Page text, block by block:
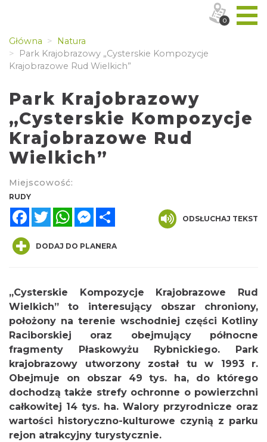
Główna
Natura
Park Krajobrazowy „Cysterskie Kompozycje
Krajobrazowe Rud Wielkich”
Park Krajobrazowy
„Cysterskie Kompozycje
Krajobrazowe Rud
Wielkich”
Miejscowość:
RUDY
FacebookTwitterWhatsAppMessenger
ODSŁUCHAJ TEKST
DODAJ DO PLANERA
„Cysterskie Kompozycje Krajobrazowe Rud
Wielkich” to interesujący obszar chroniony,
położony na terenie wschodniej części Kotliny
Raciborskiej oraz obejmujący północne
fragmenty Płaskowyżu Rybnickiego. Park
krajobrazowy utworzony został tu w 1993 r.
Obejmuje on obszar 49 tys. ha, do którego
dochodzą także strefy ochronne o powierzchni
całkowitej 14 tys. ha. Walory przyrodnicze oraz
wartości historyczno-kulturowe czynią z parku
rejon atrakcyjny turystycznie.
0